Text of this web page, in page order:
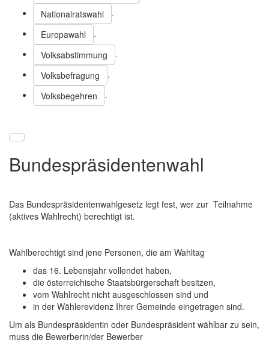
Nationalratswahl
.
Europawahl
.
Volksabstimmung
.
Volksbefragung
.
Volksbegehren
.
Bundespräsidentenwahl
Das Bundespräsidentenwahlgesetz legt fest, wer zur Teilnahme
(aktives Wahlrecht) berechtigt ist.
Wahlberechtigt sind jene Personen, die am Wahltag
das 16. Lebensjahr vollendet haben,
die österreichische Staatsbürgerschaft besitzen,
vom Wahlrecht nicht ausgeschlossen sind und
in der Wählerevidenz Ihrer Gemeinde eingetragen sind.
Um als Bundespräsidentin oder Bundespräsident wählbar zu sein,
muss die Bewerberin/der Bewerber